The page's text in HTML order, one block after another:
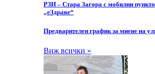
РЗИ – Стара Загора с мобилни
„еЗдраве“
Предварителен график за миене на
Виж всички »